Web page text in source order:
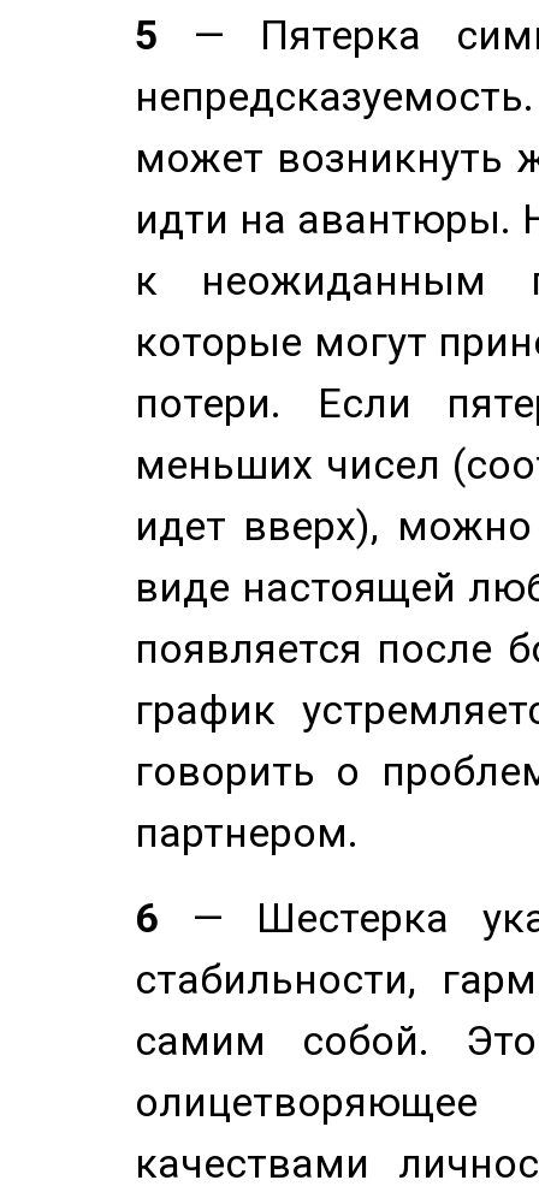
5 — Пятерка
может возникнуть
идти на авантюры.
к неожиданным
которые могут
потери. Если
меньших чисел
идет вверх),
виде настоящей
появляется после
график
говорить о
партнером.
6 — Шестерка
стабильности,
самим собой.
качествами